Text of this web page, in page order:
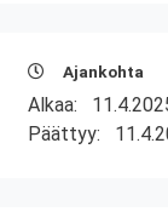
Ajankohta
Alkaa:
Päättyy: